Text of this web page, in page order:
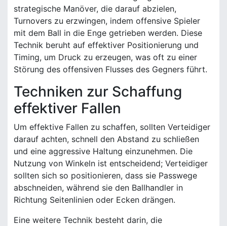
strategische Manöver, die darauf abzielen,
Turnovers zu erzwingen, indem offensive Spieler
mit dem Ball in die Enge getrieben werden. Diese
Technik beruht auf effektiver Positionierung und
Timing, um Druck zu erzeugen, was oft zu einer
Störung des offensiven Flusses des Gegners führt.
Techniken zur Schaffung
effektiver Fallen
Um effektive Fallen zu schaffen, sollten Verteidiger
darauf achten, schnell den Abstand zu schließen
und eine aggressive Haltung einzunehmen. Die
Nutzung von Winkeln ist entscheidend; Verteidiger
sollten sich so positionieren, dass sie Passwege
abschneiden, während sie den Ballhandler in
Richtung Seitenlinien oder Ecken drängen.
Eine weitere Technik besteht darin, die